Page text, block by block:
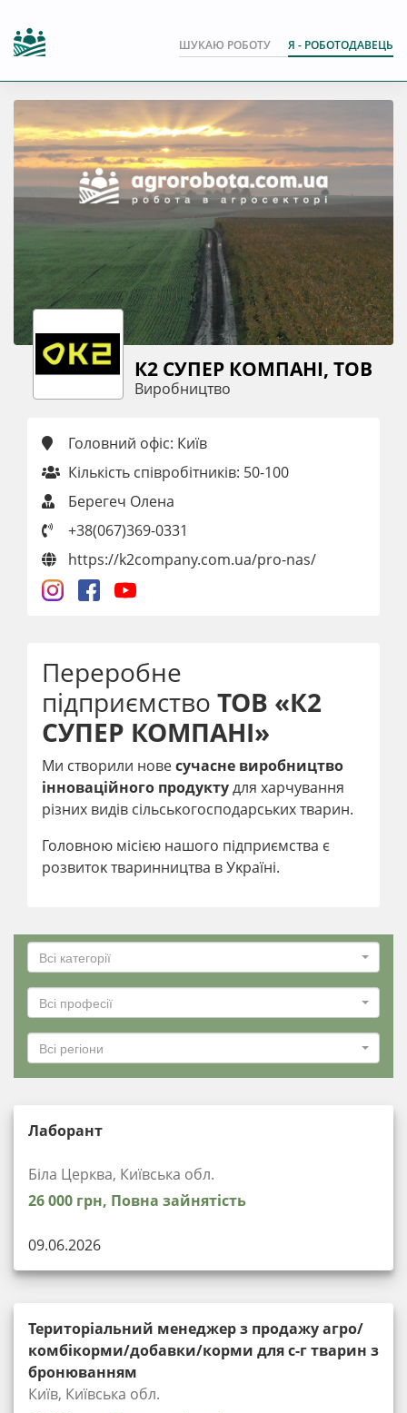
ШУКАЮ РОБОТУ Я - РОБОТОДАВЕЦЬ
К2 СУПЕР КОМПАНІ, ТОВ
Виробництво
Головний офіс: Київ
Кількість співробітників: 50-100
Берегеч Олена
+38(067)369-0331
https://k2company.com.ua/pro-nas/
Переробне
підприємство ТОВ «К2
СУПЕР КОМПАНІ»
Ми створили новесучасне виробництво
інноваційного продуктудля харчування
різних видів сільськогосподарських тварин.
Головною місією нашого підприємства є
розвитоĸ тваринництва в Уĸраїні.
Всі категорії
Всі професії
Всі регіони
Лаборант
Біла Церква, Київська обл.
26 000 грн, Повна зайнятість
09.06.2026
Територіальний менеджер з продажу агро/
комбікорми/добавки/корми для с-г тварин з
бронюванням
Київ, Київська обл.